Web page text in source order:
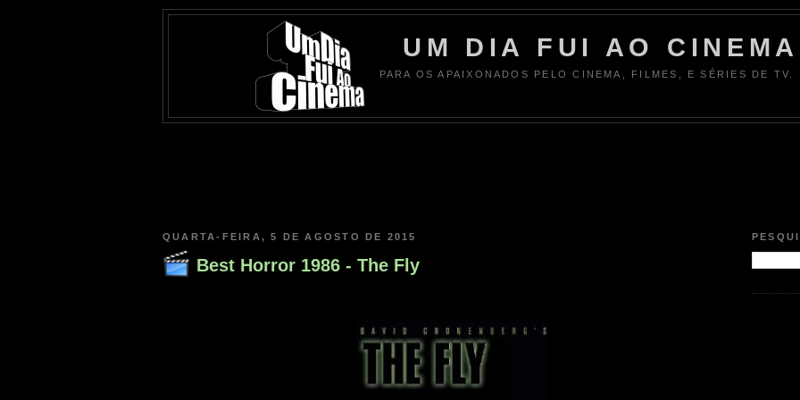
UM DIA FUI AO CINEMA
PARA OS APAIXONADOS PELO CINEMA, FILMES, E SÉRIES DE TV.
QUARTA-FEIRA, 5 DE AGOSTO DE 2015
Best Horror 1986 - The Fly